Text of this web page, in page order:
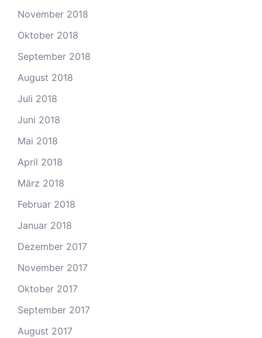
November 2018
Oktober 2018
September 2018
August 2018
Juli 2018
Juni 2018
Mai 2018
April 2018
März 2018
Februar 2018
Januar 2018
Dezember 2017
November 2017
Oktober 2017
September 2017
August 2017